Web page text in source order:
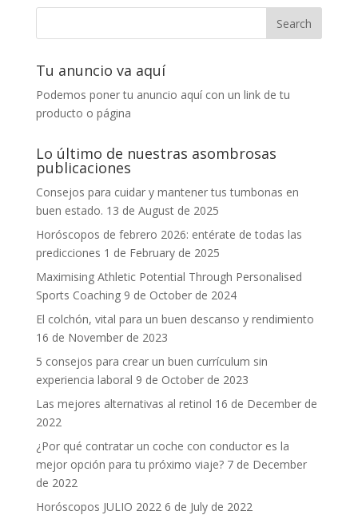
Tu anuncio va aquí
Podemos poner tu anuncio aquí con un link de tu
producto o página
Lo último de nuestras asombrosas
publicaciones
Consejos para cuidar y mantener tus tumbonas en
buen estado. 13 de August de 2025
Horóscopos de febrero 2026: entérate de todas las
predicciones 1 de February de 2025
Maximising Athletic Potential Through Personalised
Sports Coaching 9 de October de 2024
El colchón, vital para un buen descanso y rendimiento
16 de November de 2023
5 consejos para crear un buen currículum sin
experiencia laboral 9 de October de 2023
Las mejores alternativas al retinol 16 de December de
2022
¿Por qué contratar un coche con conductor es la
mejor opción para tu próximo viaje? 7 de December
de 2022
Horóscopos JULIO 2022 6 de July de 2022